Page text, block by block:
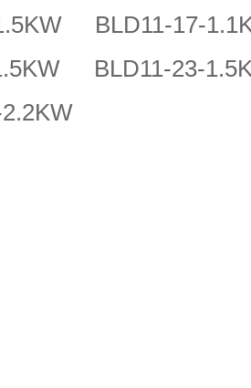
BLD11-17-
BLD11-23-